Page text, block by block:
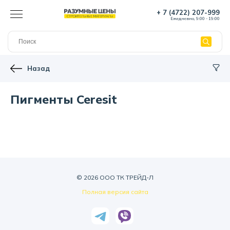
+ 7 (4722) 207-999
Ежедневно, 9:00 - 19:00
Назад
Пигменты Ceresit
© 2026 ООО ТК ТРЕЙД-Л
Полная версия сайта